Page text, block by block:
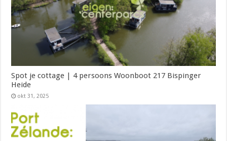
Spot je cottage | 4 persoons Woonboot 217 Bispinger
Heide
okt 31, 2025